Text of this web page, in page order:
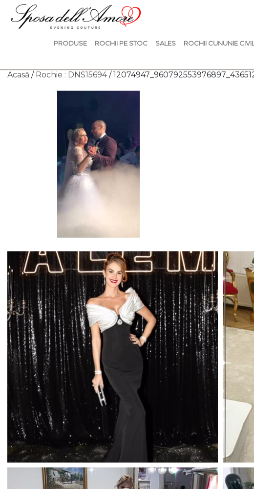
PRODUSE ROCHII PE STOC SALES ROCHII CUNUNIE
Acasă / Rochie : DNS15694/